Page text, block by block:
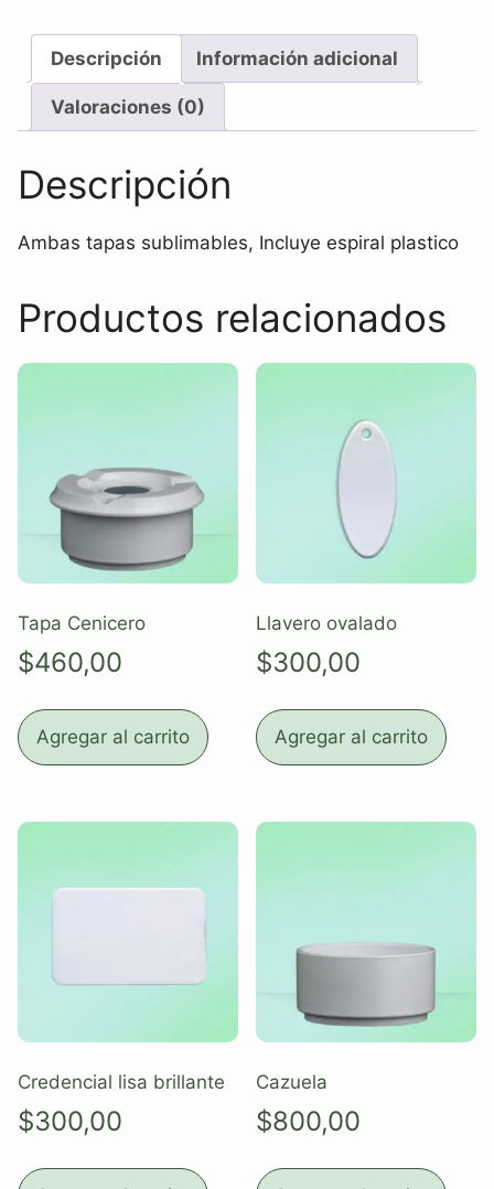
Descripción Información adicional
Valoraciones (0)
Descripción
Ambas tapas sublimables, Incluye espiral plastico
Productos relacionados
Tapa Cenicero
$460,00
Agregar al carrito
Llavero ovalado
$300,00
Agregar al carrito
Credencial lisa brillante
$300,00
Cazuela
$800,00